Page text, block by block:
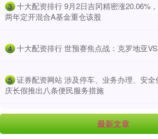
3 十大配资排行 9月2日吉冈精密涨20.06%
两年定开混合A基金重仓该股
4 十大配资排行 世预赛焦点战：克罗地亚
5 证券配资网站 涉及停车、业务办理、安
庆长假推出八条便民服务措施
最新文章